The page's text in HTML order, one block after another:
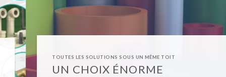
TOUTES LES SOLUTIONS SOUS UN MÊME TOIT
UN CHOIX ÉNORME